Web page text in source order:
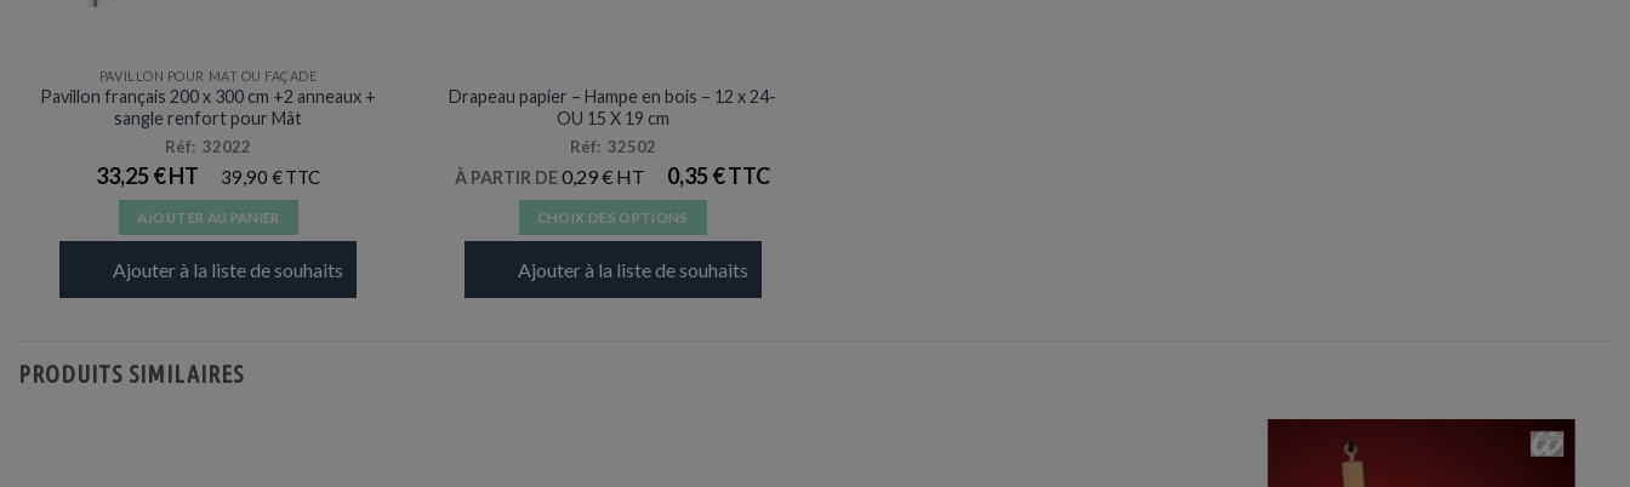
PAVILLON POUR MAT OU FAÇADE
Pavillon français 200 x 300 cm +2 anneaux +
sangle renfort pour Mât
Réf: 32022
33,25€ 39,90€
AJOUTER AU PANIER
Ajouter à la liste de souhaits
Drapeau papier – Hampe en bois – 12 x 24-
OU 15 X 19 cm
Réf: 32502
À PARTIR DE0,29€ 0,35€
CHOIX DES OPTIONS
Ce
produit
a
Ajouter à la liste de souhaits
PRODUITS SIMILAIRES